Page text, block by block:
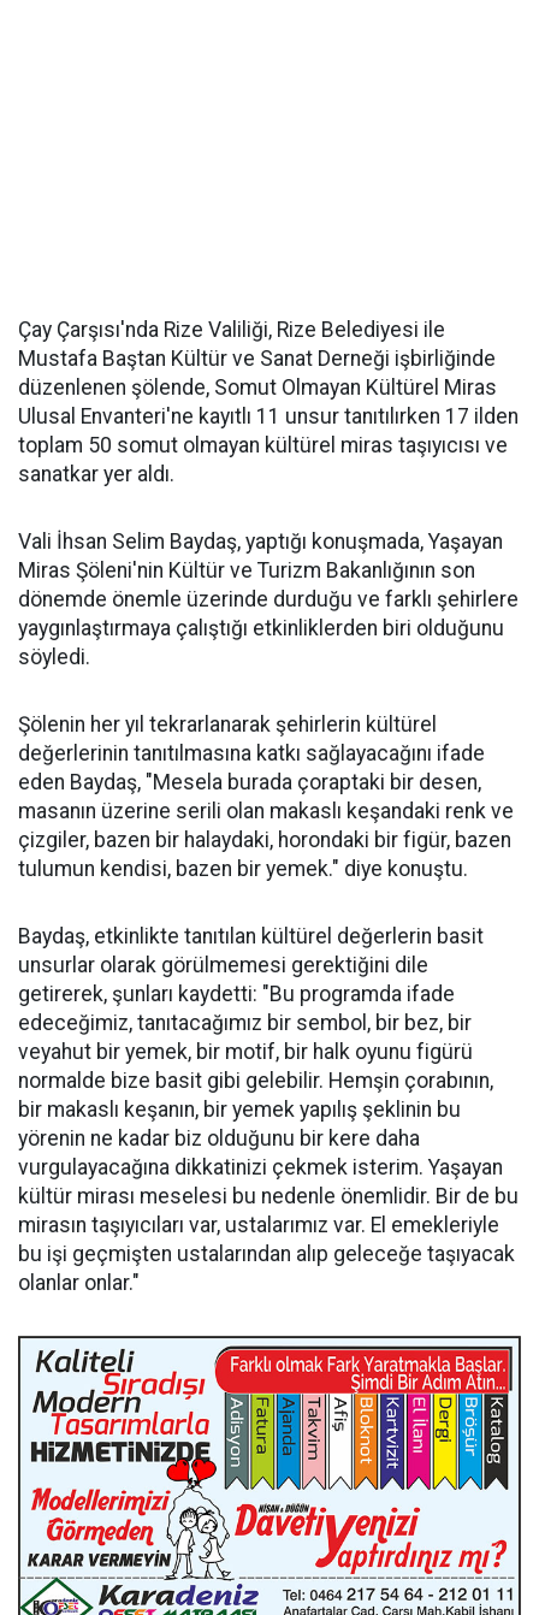
Çay Çarşısı'nda Rize Valiliği, Rize Belediyesi ile
Mustafa Baştan Kültür ve Sanat Derneği işbirliğinde
düzenlenen şölende, Somut Olmayan Kültürel Miras
Ulusal Envanteri'ne kayıtlı 11 unsur tanıtılırken 17 ilden
toplam 50 somut olmayan kültürel miras taşıyıcısı ve
sanatkar yer aldı.
Vali İhsan Selim Baydaş, yaptığı konuşmada, Yaşayan
Miras Şöleni'nin Kültür ve Turizm Bakanlığının son
dönemde önemle üzerinde durduğu ve farklı şehirlere
yaygınlaştırmaya çalıştığı etkinliklerden biri olduğunu
söyledi.
Şölenin her yıl tekrarlanarak şehirlerin kültürel
değerlerinin tanıtılmasına katkı sağlayacağını ifade
eden Baydaş, "Mesela burada çoraptaki bir desen,
masanın üzerine serili olan makaslı keşandaki renk ve
çizgiler, bazen bir halaydaki, horondaki bir figür, bazen
tulumun kendisi, bazen bir yemek." diye konuştu.
Baydaş, etkinlikte tanıtılan kültürel değerlerin basit
unsurlar olarak görülmemesi gerektiğini dile
getirerek, şunları kaydetti: "Bu programda ifade
edeceğimiz, tanıtacağımız bir sembol, bir bez, bir
veyahut bir yemek, bir motif, bir halk oyunu figürü
normalde bize basit gibi gelebilir. Hemşin çorabının,
bir makaslı keşanın, bir yemek yapılış şeklinin bu
yörenin ne kadar biz olduğunu bir kere daha
vurgulayacağına dikkatinizi çekmek isterim. Yaşayan
kültür mirası meselesi bu nedenle önemlidir. Bir de bu
mirasın taşıyıcıları var, ustalarımız var. El emekleriyle
bu işi geçmişten ustalarından alıp geleceğe taşıyacak
olanlar onlar."